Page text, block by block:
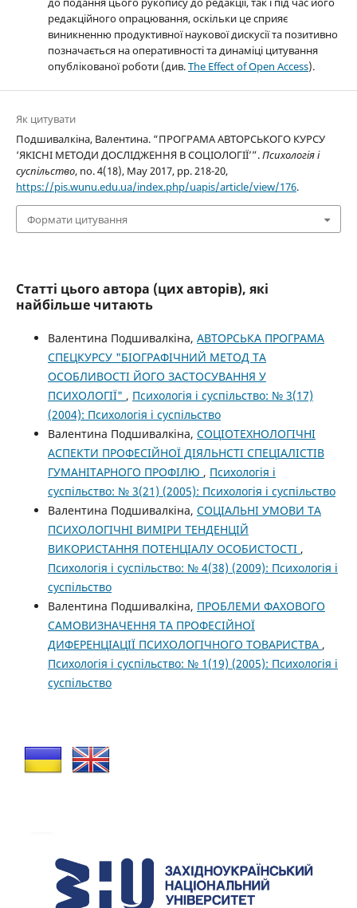
редакційного опрацювання, оскільки це сприяє
виникненню продуктивної наукової дискусії та позитивно
позначається на оперативності та динаміці цитування
опублікованої роботи (див.The Effect of Open Access).
Як цитувати
Подшивалкіна, Валентина. “ПРОГРАМА АВТОРСЬКОГО КУРСУ
‘ЯКІСНІ МЕТОДИ ДОСЛІДЖЕННЯ В СОЦІОЛОГІЇ’”.Психологія і
суспільство, no. 4(18), May 2017, pp. 218-20,
https://pis.wunu.edu.ua/index.php/uapis/article/view/176.
Формати цитування
Статті цього автора (цих авторів), які
найбільше читають
Валентина Подшивалкіна, АВТОРСЬКА ПРОГРАМА
СПЕЦКУРСУ "БІОГРАФІЧНИЙ МЕТОД ТА
ОСОБЛИВОСТІ ЙОГО ЗАСТОСУВАННЯ У
ПСИХОЛОГІЇ" , Психологія і суспільство: № 3(17)
(2004): Психологія і суспільство
Валентина Подшивалкіна, СОЦІОТЕХНОЛОГІЧНІ
АСПЕКТИ ПРОФЕСІЙНОЇ ДІЯЛЬНСТІ СПЕЦІАЛІСТІВ
ГУМАНІТАРНОГО ПРОФІЛЮ , Психологія і
суспільство: № 3(21) (2005): Психологія і суспільство
Валентина Подшивалкіна, СОЦІАЛЬНІ УМОВИ ТА
ПСИХОЛОГІЧНІ ВИМІРИ ТЕНДЕНЦІЙ
ВИКОРИСТАННЯ ПОТЕНЦІАЛУ ОСОБИСТОСТІ ,
Психологія і суспільство: № 4(38) (2009): Психологія і
суспільство
Валентина Подшивалкіна, ПРОБЛЕМИ ФАХОВОГО
САМОВИЗНАЧЕННЯ ТА ПРОФЕСІЙНОЇ
ДИФЕРЕНЦІАЦІЇ ПСИХОЛОГІЧНОГО ТОВАРИСТВА ,
Психологія і суспільство: № 1(19) (2005): Психологія і
суспільство